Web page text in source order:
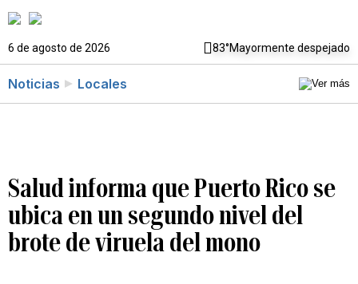
6 de agosto de 2026 83°Mayormente despejado
Noticias Locales
Salud informa que Puerto Rico se
ubica en un segundo nivel del
brote de viruela del mono